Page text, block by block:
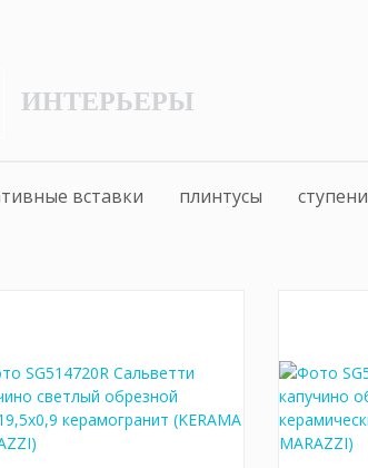
ИНТЕРЬЕРЫ
вставки плинтусы ступени